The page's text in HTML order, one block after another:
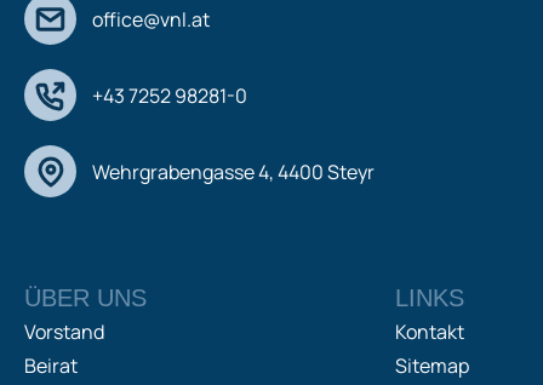
office@vnl.at
+43 7252 98281-0
Wehrgrabengasse 4, 4400 Steyr
ÜBER UNS
Vorstand
Beirat
LINKS
Kontakt
Sitemap